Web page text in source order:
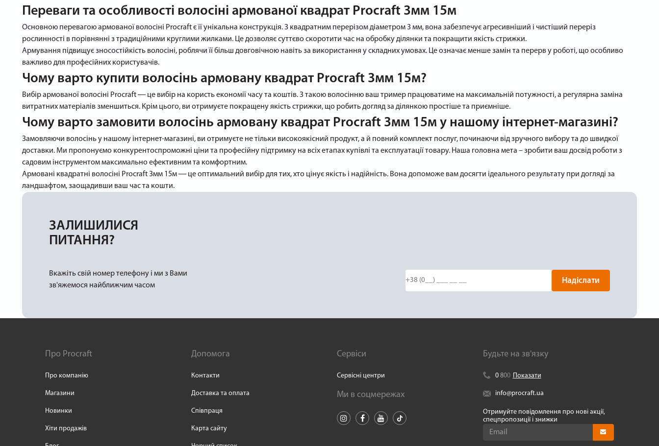
Переваги та особливості волосіні армованої квадрат Procraft 3мм 15м
Основною перевагою армованої волосіні Procraft є її унікальна конструкція. З квадратним перерізом діаметром 3 мм, вона забезпечує агресивніший і чистіший переріз
рослинності в порівнянні з традиційними круглими жилками. Це дозволяє суттєво скоротити час на обробку ділянки та покращити якість стрижки.
Армування підвищує зносостійкість волосіні, роблячи її більш довговічною навіть за використання у складних умовах. Це означає менше замін та перерв у роботі, що особливо
важливо для професійних користувачів.
Чому варто купити волосінь армовану квадрат Procraft 3мм 15м?
Вибір армованої волосіні Procraft ― це вибір на користь економії часу та коштів. З такою волосінню ваш тример працюватиме на максимальній потужності, а регулярна заміна
витратних матеріалів зменшиться. Крім цього, ви отримуєте покращену якість стрижки, що робить догляд за ділянкою простіше та приємніше.
Чому варто замовити волосінь армовану квадрат Procraft 3мм 15м у нашому інтернет-магазині?
Замовляючи волосінь у нашому інтернет-магазині, ви отримуєте не тільки високоякісний продукт, а й повний комплект послуг, починаючи від зручного вибору та до швидкої
доставки. Ми пропонуємо конкурентоспроможні ціни та професійну підтримку на всіх етапах купівлі та експлуатації товару. Наша головна мета – зробити ваш досвід роботи з
садовим інструментом максимально ефективним та комфортним.
Армовані квадратні волосіні Procraft 3мм 15м ― це оптимальний вибір для тих, хто цінує якість і надійність. Вона допоможе вам досягти ідеального результату при догляді за
ландшафтом, заощадивши ваш час та кошти.
ЗАЛИШИЛИСЯ
ПИТАННЯ?
Вкажіть свій номер телефону і ми з Вами
зв'яжемося найближчим часом
Надіслати
Про Procraft
Про компанію
Магазини
Новинки
Хіти продажів
Допомога
Контакти
Доставка та оплата
Співпраця
Карта сайту
Сервіси
Сервісні центри
Ми в соцмережах
Будьте на зв'язку
0 800 Показати
info@procraft.ua
Отримуйте повідомлення про нові акції,
спецпропозиції і знижки